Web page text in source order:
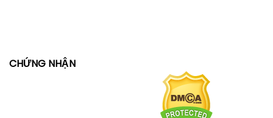
CHỨNG NHẬN